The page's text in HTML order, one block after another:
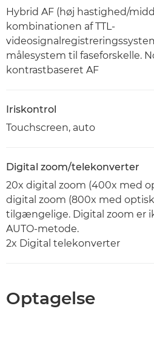
Hybrid AF (høj hastighed/
kombinationen af TTL-
målesystem til faseforskelle.
kontrastbaseret AF
Iriskontrol
Touchscreen, auto
Digital zoom/telekonverter
20x digital zoom (400x med
digital zoom (800x med
tilgængelige. Digital zoom er
AUTO-metode.
2x Digital telekonverter
Optagelse